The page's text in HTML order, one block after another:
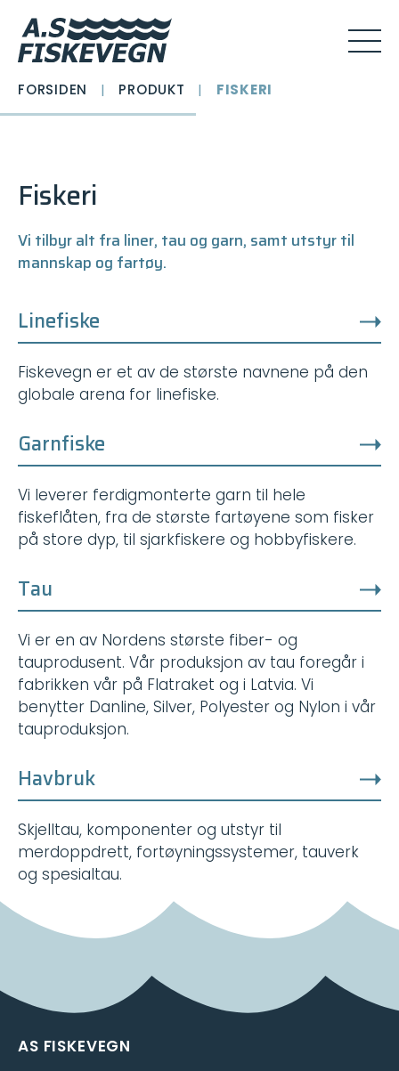
FORSIDEN | PRODUKT | FISKERI
Fiskeri
Vi tilbyr alt fra liner, tau og garn, samt utstyr til
mannskap og fartøy.
Linefiske
Fiskevegn er et av de største navnene på den
globale arena for linefiske.
Garnfiske
Vi leverer ferdigmonterte garn til hele
fiskeflåten, fra de største fartøyene som fisker
på store dyp, til sjarkfiskere og hobbyfiskere.
Tau
Vi er en av Nordens største fiber- og
tauprodusent. Vår produksjon av tau foregår i
fabrikken vår på Flatraket og i Latvia. Vi
benytter Danline, Silver, Polyester og Nylon i vår
tauproduksjon.
Havbruk
Skjelltau, komponenter og utstyr til
merdoppdrett, fortøyningssystemer, tauverk
og spesialtau.
AS FISKEVEGN